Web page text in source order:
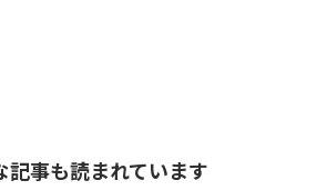
記事も読まれています